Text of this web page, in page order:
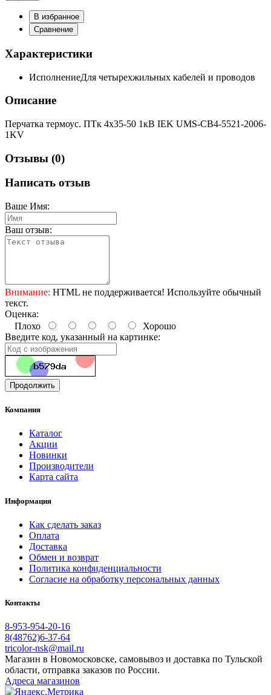
В избранное
Сравнение
Характеристики
ИсполнениеДля четырехжильных кабелей и проводов
Описание
Перчатка термоус. ПТк 4х35-50 1кВ IEK UMS-CB4-5521-2006-
1KV
Отзывы (0)
Написать отзыв
Ваше Имя:
Ваш отзыв:
Внимание: HTML не поддерживается! Используйте обычный
текст.
Оценка:
Плохо
Хорошо
Введите код, указанный на картинке:
Продолжить
Компания
Каталог
Акции
Новинки
Производители
Карта сайта
Информация
Как сделать заказ
Оплата
Доставка
Обмен и возврат
Политика конфиденциальности
Согласие на обработку персональных данных
Контакты
8-953-954-20-16
8(48762)6-37-64
tricolor-nsk@mail.ru
Магазин в Новомосковске, самовывоз и доставка по Тульской
области, отправка заказов по России.
Адреса магазинов